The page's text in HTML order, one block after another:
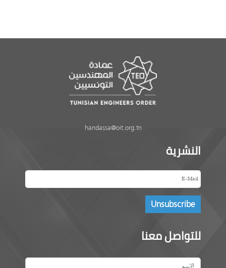
handassa@oit.org.tn
النشرية
للتواصل معنا